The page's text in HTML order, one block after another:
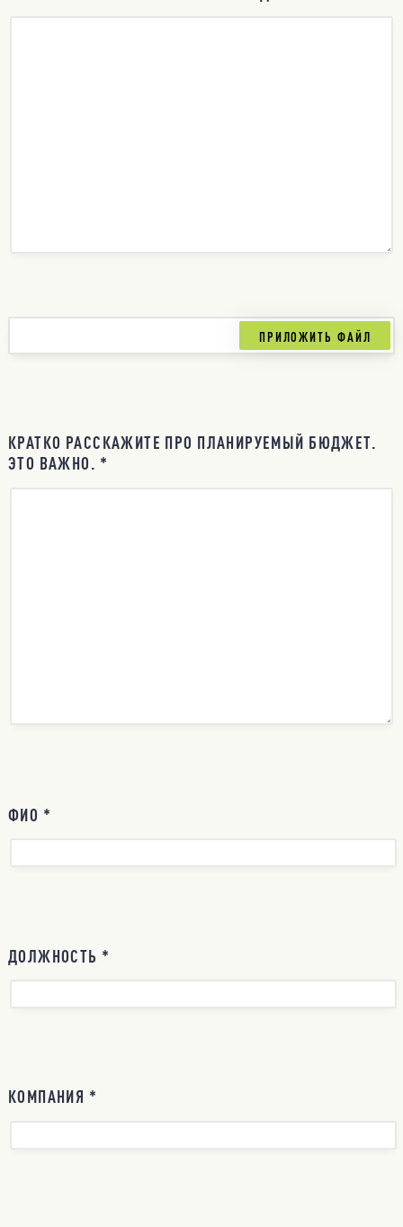
КРАТКО РАССКАЖИТЕ ПРО ПЛАНИРУЕМЫЙ БЮДЖЕТ.
ЭТО ВАЖНО. *
ФИО *
ДОЛЖНОСТЬ *
КОМПАНИЯ *